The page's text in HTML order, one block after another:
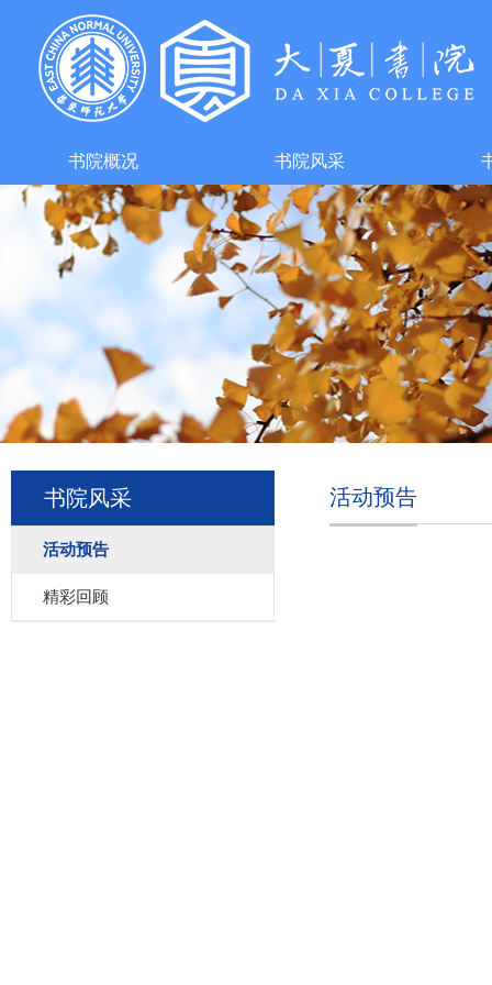
书院概况 书院风采
书院风采
活动预告
精彩回顾
活动预告